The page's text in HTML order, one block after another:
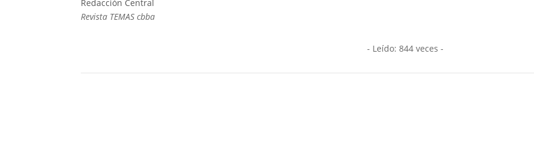
Redacción Central
Revista TEMAS cbba
- Leído: 844veces -